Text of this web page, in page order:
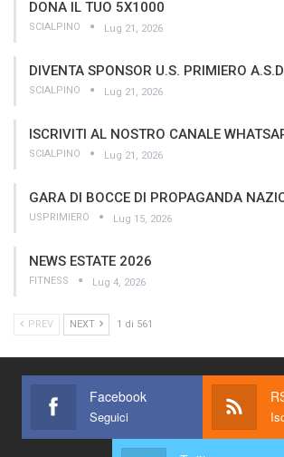
DONA IL TUO 5X1000
SCIALPINO Lug 21, 2026
DIVENTA SPONSOR U.S. PRIMIERO
SCIALPINO Lug 21, 2026
ISCRIVITI AL NOSTRO CANALE
SCIALPINO Lug 21, 2026
GARA DI BOCCE DI PROPAGANDA
USPRIMIERO Lug 15, 2026
NEWS ESTATE 2026
FITNESS Lug 4, 2026
PREV NEXT 1 di 561
Facebook
Seguici